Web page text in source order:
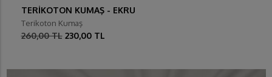
TERİKOTON KUMAŞ - EKRU
Terikoton Kumaş
260,00 TL 230,00 TL